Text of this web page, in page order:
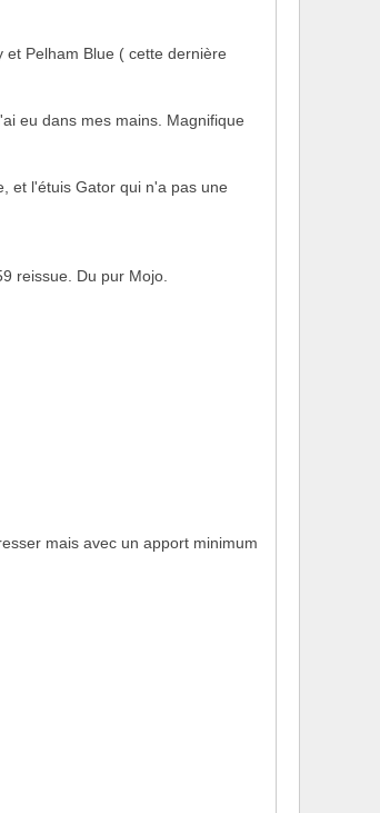
Pelham Blue ( cette dernière
eu dans mes mains. Magnifique
et l'étuis Gator qui n'a pas une
reissue. Du pur Mojo.
mais avec un apport minimum